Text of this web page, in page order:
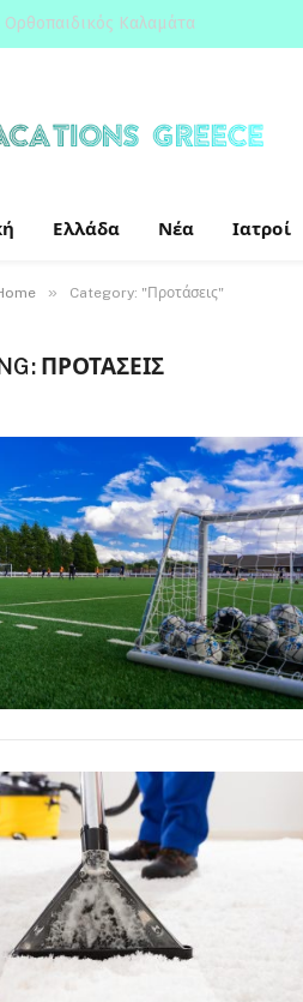
Ορθοπαιδικός Καλαμάτα
Ελλάδα Νέα Ιατροί
» Category: "Προτάσεις"
ΠΡΟΤΆΣΕΙΣ